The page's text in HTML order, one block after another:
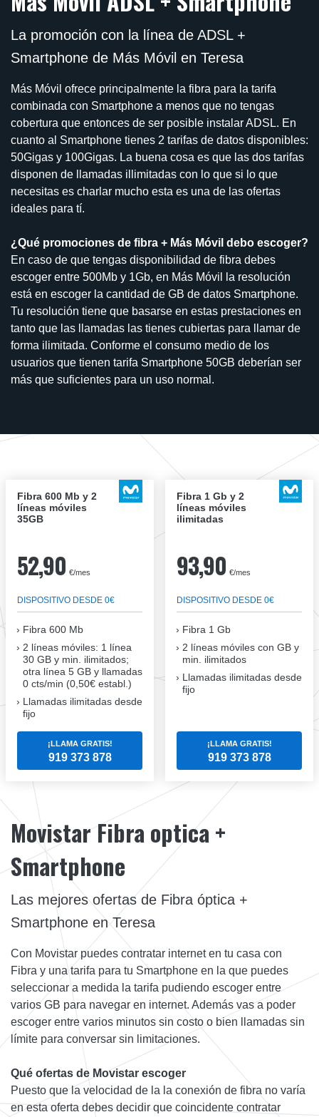
La promoción con la línea de ADSL +
Smartphone de Más Móvil en Teresa
Más Móvil ofrece principalmente la fibra para la tarifa
combinada con Smartphone a menos que no tengas
cobertura que entonces de ser posible instalar ADSL. En
cuanto al Smartphone tienes 2 tarifas de datos disponibles:
50Gigas y 100Gigas. La buena cosa es que las dos tarifas
disponen de llamadas illimitadas con lo que si lo que
necesitas es charlar mucho esta es una de las ofertas
ideales para tí.
¿Qué promociones de fibra + Más Móvil debo escoger?
En caso de que tengas disponibilidad de fibra debes
escoger entre 500Mb y 1Gb, en Más Móvil la resolución
está en escoger la cantidad de GB de datos Smartphone.
Tu resolución tiene que basarse en estas prestaciones en
tanto que las llamadas las tienes cubiertas para llamar de
forma ilimitada. Conforme el consumo medio de los
usuarios que tienen tarifa Smartphone 50GB deberían ser
más que suficientes para un uso normal.
Fibra 600 Mb y 2
líneas móviles
35GB
52,90 €/mes
DISPOSITIVO DESDE 0€
Fibra 600 Mb
2 líneas móviles: 1 línea
30 GB y min. ilimitados;
otra línea 5 GB y llamadas
0 cts/min (0,50€ establ.)
Llamadas ilimitadas desde
fijo
¡LLAMA GRATIS!
919 373 878
Fibra 1 Gb y 2
líneas móviles
ilimitadas
93,90 €/mes
DISPOSITIVO DESDE 0€
Fibra 1 Gb
2 líneas móviles con GB y
min. ilimitados
Llamadas ilimitadas desde
fijo
¡LLAMA GRATIS!
919 373 878
Movistar Fibra optica +
Smartphone
Las mejores ofertas de Fibra óptica +
Smartphone en Teresa
Con Movistar puedes contratar internet en tu casa con
Fibra y una tarifa para tu Smartphone en la que puedes
seleccionar a medida la tarifa pudiendo escoger entre
varios GB para navegar en internet. Además vas a poder
escoger entre varios minutos sin costo o bien llamadas sin
límite para conversar sin limitaciones.
Qué ofertas de Movistar escoger
Puesto que la velocidad de la la conexión de fibra no varía
en esta oferta debes decidir que coincidente contratar